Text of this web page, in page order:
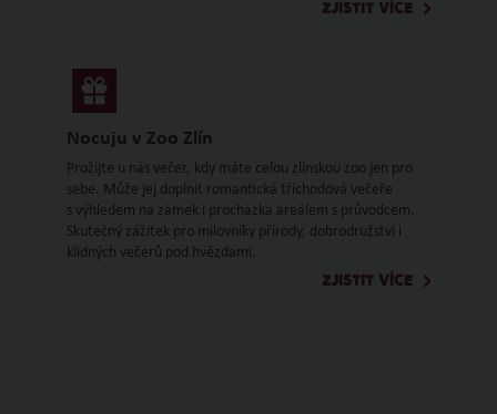
ZJISTIT VÍCE
Nocuju v Zoo Zlín
Prožijte u nás večer, kdy máte celou zlínskou zoo jen pro
sebe. Může jej doplnit romantická tříchodová večeře
s výhledem na zámek i procházka areálem s průvodcem.
Skutečný zážitek pro milovníky přírody, dobrodružství i
klidných večerů pod hvězdami.
ZJISTIT VÍCE